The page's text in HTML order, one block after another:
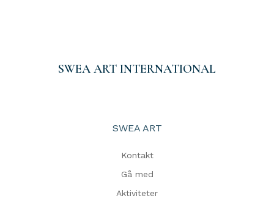
SWEA ART INTERNATIONAL
SWEA ART
Kontakt
Gå med
Aktiviteter